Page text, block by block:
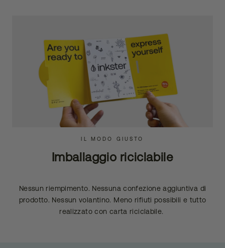
IL MODO GIUSTO
Imballaggio riciclabile
Nessun riempimento. Nessuna confezione aggiuntiva di
prodotto. Nessun volantino. Meno rifiuti possibili e tutto
realizzato con carta riciclabile.